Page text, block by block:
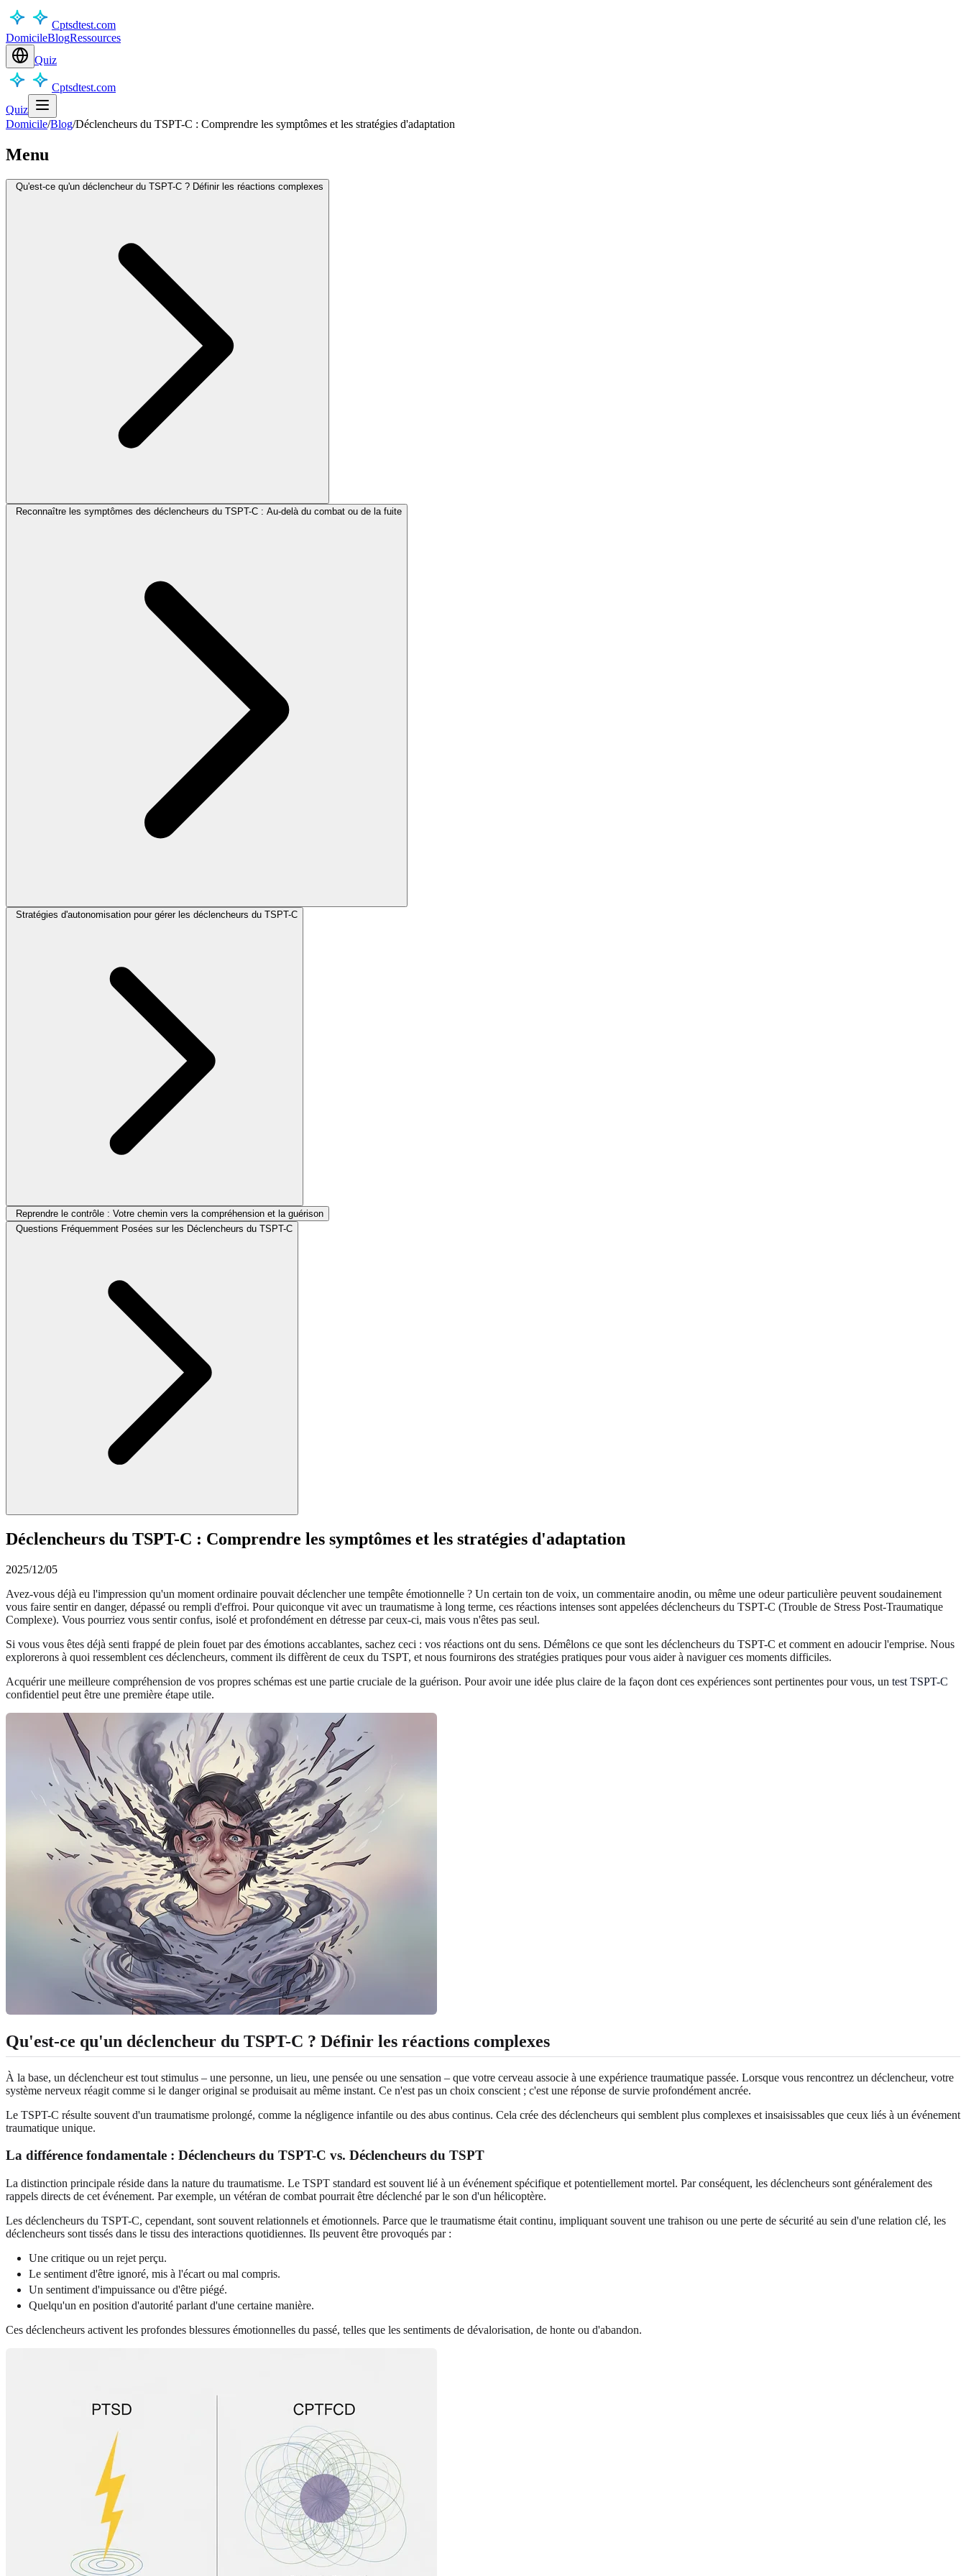
Cptsdtest.com
DomicileBlogRessources
Quiz
Cptsdtest.com
Quiz
Domicile/Blog/Déclencheurs du TSPT-C : Comprendre les symptômes et les stratégies d'adaptation
Menu
Qu'est-ce qu'un déclencheur du TSPT-C ? Définir les réactions complexes
Reconnaître les symptômes des déclencheurs du TSPT-C : Au-delà du combat ou de la fuite
Stratégies d'autonomisation pour gérer les déclencheurs du TSPT-C
Reprendre le contrôle : Votre chemin vers la compréhension et la guérison
Questions Fréquemment Posées sur les Déclencheurs du TSPT-C
Déclencheurs du TSPT-C : Comprendre les symptômes et les stratégies d'adaptation
2025/12/05
Avez-vous déjà eu l'impression qu'un moment ordinaire pouvait déclencher une tempête émotionnelle ? Un certain ton de voix, un commentaire anodin, ou même une odeur particulière peuvent soudainement
vous faire sentir en danger, dépassé ou rempli d'effroi. Pour quiconque vit avec un traumatisme à long terme, ces réactions intenses sont appelées déclencheurs du TSPT-C (Trouble de Stress Post-Traumatique
Complexe). Vous pourriez vous sentir confus, isolé et profondément en détresse par ceux-ci, mais vous n'êtes pas seul.
Si vous vous êtes déjà senti frappé de plein fouet par des émotions accablantes, sachez ceci : vos réactions ont du sens. Démêlons ce que sont les déclencheurs du TSPT-C et comment en adoucir l'emprise. Nous
explorerons à quoi ressemblent ces déclencheurs, comment ils diffèrent de ceux du TSPT, et nous fournirons des stratégies pratiques pour vous aider à naviguer ces moments difficiles.
Acquérir une meilleure compréhension de vos propres schémas est une partie cruciale de la guérison. Pour avoir une idée plus claire de la façon dont ces expériences sont pertinentes pour vous, un test TSPT-C
confidentiel peut être une première étape utile.
Qu'est-ce qu'un déclencheur du TSPT-C ? Définir les réactions complexes
À la base, un déclencheur est tout stimulus – une personne, un lieu, une pensée ou une sensation – que votre cerveau associe à une expérience traumatique passée. Lorsque vous rencontrez un déclencheur, votre
système nerveux réagit comme si le danger original se produisait au même instant. Ce n'est pas un choix conscient ; c'est une réponse de survie profondément ancrée.
Le TSPT-C résulte souvent d'un traumatisme prolongé, comme la négligence infantile ou des abus continus. Cela crée des déclencheurs qui semblent plus complexes et insaisissables que ceux liés à un événement
traumatique unique.
La différence fondamentale : Déclencheurs du TSPT-C vs. Déclencheurs du TSPT
La distinction principale réside dans la nature du traumatisme. Le TSPT standard est souvent lié à un événement spécifique et potentiellement mortel. Par conséquent, les déclencheurs sont généralement des
rappels directs de cet événement. Par exemple, un vétéran de combat pourrait être déclenché par le son d'un hélicoptère.
Les déclencheurs du TSPT-C, cependant, sont souvent relationnels et émotionnels. Parce que le traumatisme était continu, impliquant souvent une trahison ou une perte de sécurité au sein d'une relation clé, les
déclencheurs sont tissés dans le tissu des interactions quotidiennes. Ils peuvent être provoqués par :
Une critique ou un rejet perçu.
Le sentiment d'être ignoré, mis à l'écart ou mal compris.
Un sentiment d'impuissance ou d'être piégé.
Quelqu'un en position d'autorité parlant d'une certaine manière.
Ces déclencheurs activent les profondes blessures émotionnelles du passé, telles que les sentiments de dévalorisation, de honte ou d'abandon.